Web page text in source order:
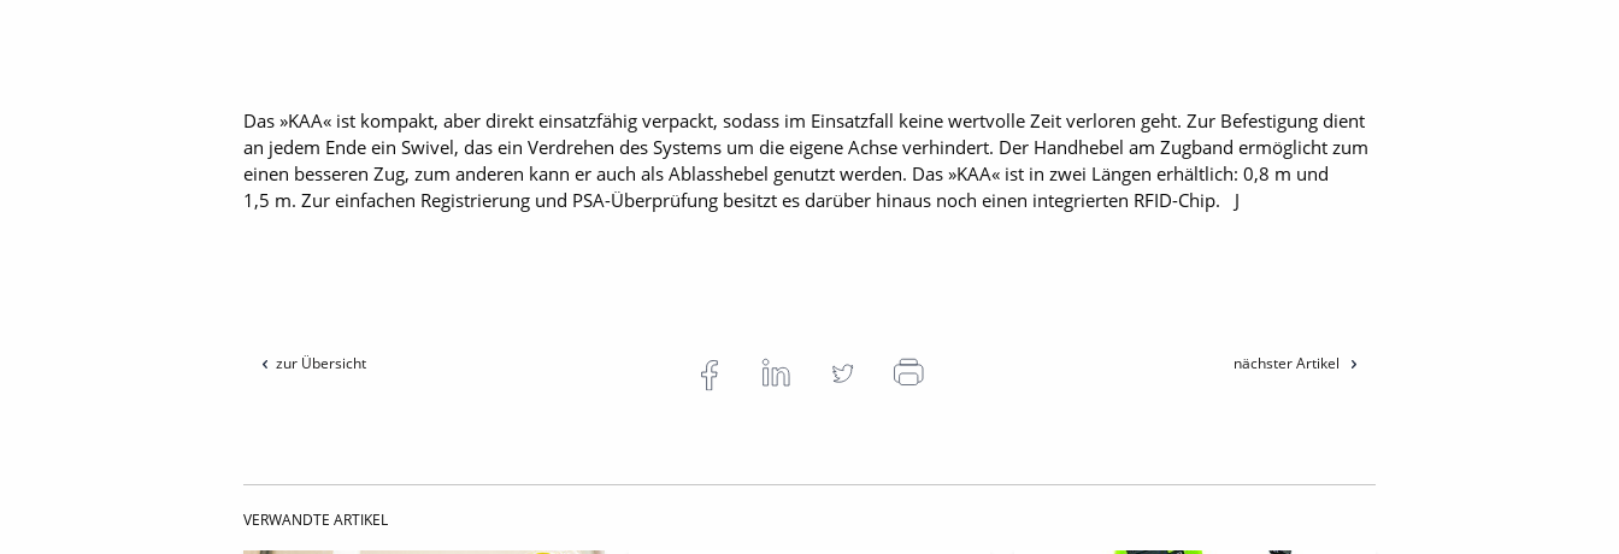
Das »KAA« ist kompakt, aber direkt einsatzfähig verpackt, sodass im Einsatzfall keine wertvolle Zeit verloren geht. Zur Befestigung dient
an jedem Ende ein Swivel, das ein Verdrehen des Systems um die eigene Achse verhindert. Der Handhebel am Zugband ermöglicht zum
einen besseren Zug, zum anderen kann er auch als Ablasshebel genutzt werden. Das »KAA« ist in zwei Längen erhältlich: 0,8 m und
1,5 m. Zur einfachen Registrierung und PSA-Überprüfung besitzt es darüber hinaus noch einen integrierten RFID-Chip. J
zur Übersicht nächster Artikel
VERWANDTE ARTIKEL